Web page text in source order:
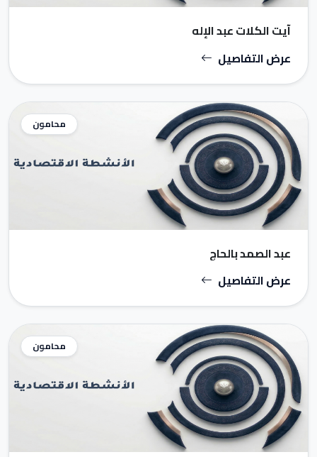
آيت الكلات عبد الإله
عرض التفاصيل
محامون
عبد الصمد بالحاج
عرض التفاصيل
محامون